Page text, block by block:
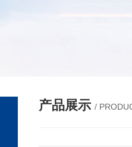
产品展示 /